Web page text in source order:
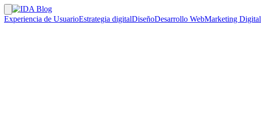
Experiencia de UsuarioEstrategia digitalDiseñoDesarrollo WebMarketing Digital